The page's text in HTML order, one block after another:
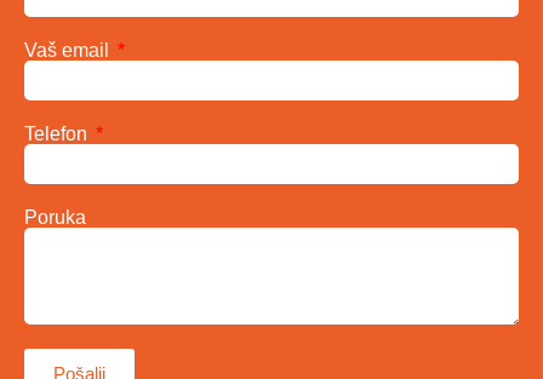
Vaš email
Telefon
Poruka
Pošalji